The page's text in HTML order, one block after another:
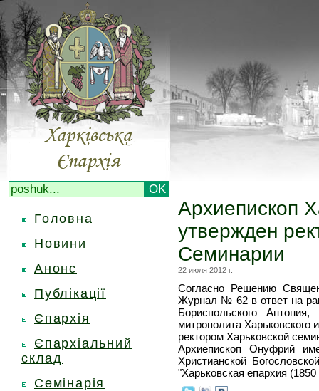
Головна
Новини
Анонс
Публікації
Єпархія
Єпархіальний
склад
Семінарія
Архиепископ
утвержден
Семинарии
22 июля 2012 г.
Согласно Решению
Журнал № 62 в ответ на
Бориспольского
митрополита Харьковского
ректором Харьковской
Архиепископ Онуфрий
Христианской
"Харьковская епархия